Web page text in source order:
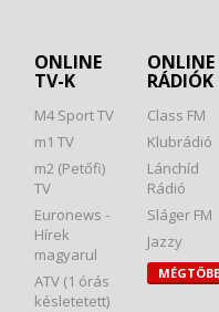
ONLINE
TV-K
M4 Sport TV
m1 TV
m2 (Petőfi)
TV
Euronews -
Hírek
magyarul
ATV (1 órás
késletetett)
ONLINE
RÁDIÓK
Class FM
Klubrádió
Lánchíd
Rádió
Sláger FM
Jazzy